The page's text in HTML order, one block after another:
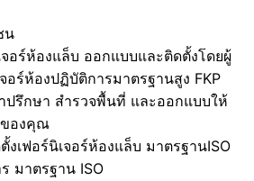
น
อร์ห้องแล็บ ออกแบบและติดตั้งโดยผู้
อร์ห้องปฏิบัติการมาตรฐานสูง FKP
ปรึกษา สำรวจพื้นที่ และออกแบบให้
ของคุณ
เฟอร์นิเจอร์ห้องแล็บ มาตรฐานISO
มาตรฐาน ISO